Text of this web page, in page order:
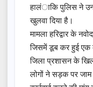
हालंाकि पुलिस ने
खुलवा दिया है।
मामला हरिद्वार के
जिसमें डूब कर हुई एक
जिला प्रशासन के
लोगों ने सड़क पर